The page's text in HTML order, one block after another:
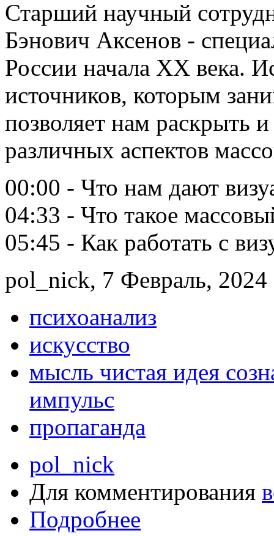
Старший научный
Бэнович Аксенов -
России начала ХХ века.
источников, которым
позволяет нам раскрыть
различных аспектов
00:00 - Что нам дают
04:33 - Что такое
05:45 - Как работать с
pol_nick, 7 Февраль, 2024
психоанализ
искусство
мысль чистая идея
импульс
пропаганда
pol_nick
Для комментирования
Подробнее